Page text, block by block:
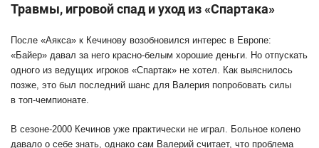
Травмы, игровой спад и уход из «Спартака»
После «Аякса» к Кечинову возобновился интерес в Европе:
«Байер» давал за него красно-белым хорошие деньги. Но отпускать
одного из ведущих игроков «Спартак» не хотел. Как выяснилось
позже, это был последний шанс для Валерия попробовать силы
в топ-чемпионате.
В сезоне-2000 Кечинов уже практически не играл. Больное колено
давало о себе знать, однако сам Валерий считает, что проблема